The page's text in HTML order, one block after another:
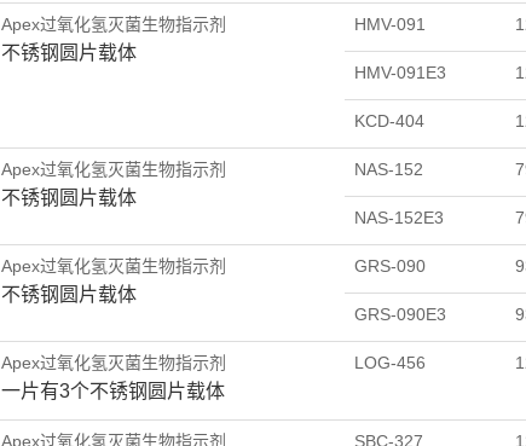
Apex过氧化氢灭菌生物指示剂
不锈钢圆片载体
HMV-091
HMV-091E3
KCD-404
Apex过氧化氢灭菌生物指示剂
不锈钢圆片载体
NAS-152
NAS-152E3
Apex过氧化氢灭菌生物指示剂
不锈钢圆片载体
GRS-090
GRS-090E3
Apex过氧化氢灭菌生物指示剂
一片有3个不锈钢圆片载体
LOG-456
Apex过氧化氢灭菌生物指示剂 SBC-327